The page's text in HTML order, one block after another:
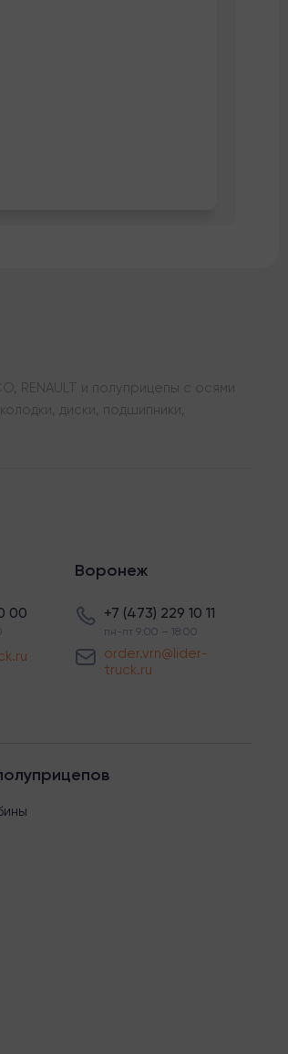
RENAULT и полуприцепы с осями
диски, подшипники,
00
Воронеж
+7 (473) 229 10 11
пн-пт 9:00 – 18:00
order.vrn@lider-
truck.ru